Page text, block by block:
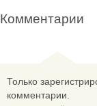
Комментарии
Только
комментарии.